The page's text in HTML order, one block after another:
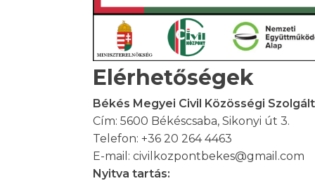
Elérhetőségek
Békés Megyei Civil Közösségi
Cím: 5600 Békéscsaba, Sikonyi út 3.
Telefon: +36 20 264 4463
E-mail: civilkozpontbekes@gmail.com
Nyitva tartás: